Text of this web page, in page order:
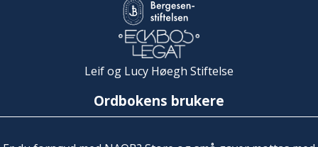
Leif og Lucy Høegh Stiftelse
Ordbokens brukere